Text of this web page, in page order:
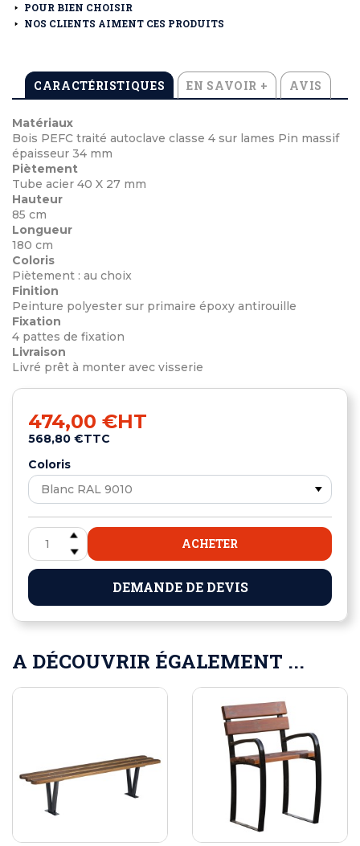
POUR BIEN CHOISIR
NOS CLIENTS AIMENT CES PRODUITS
CARACTÉRISTIQUES EN SAVOIR + AVIS
Matériaux
Bois PEFC traité autoclave classe 4 sur lames Pin massif
épaisseur 34 mm
Piètement
Tube acier 40 X 27 mm
Hauteur
85 cm
Longueur
180 cm
Coloris
Piètement : au choix
Finition
Peinture polyester sur primaire époxy antirouille
Fixation
4 pattes de fixation
Livraison
Livré prêt à monter avec visserie
474,00 €HT
568,80 €TTC
Coloris
ACHETER
DEMANDE DE DEVIS
A DÉCOUVRIR ÉGALEMENT ...